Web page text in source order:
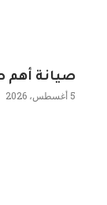
صيانة أهم
5 أغسطس، 2026